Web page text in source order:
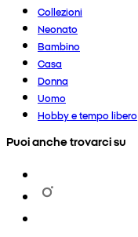
Collezioni
Neonato
Bambino
Casa
Donna
Uomo
Hobby e tempo libero
Puoi anche trovarci su